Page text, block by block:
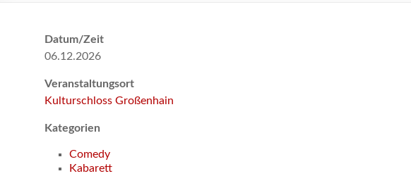
Datum/Zeit
06.12.2026
Veranstaltungsort
Kulturschloss Großenhain
Kategorien
Comedy
Kabarett